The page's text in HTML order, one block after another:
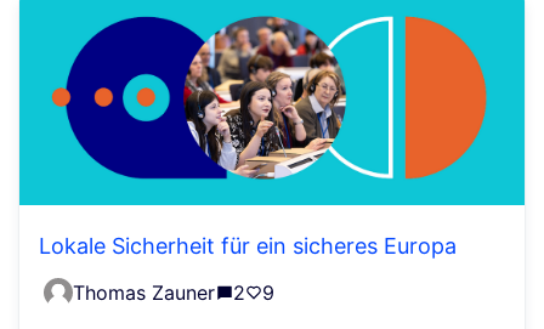
Lokale Sicherheit für ein sicheres Europa
Thomas Zauner 2 9